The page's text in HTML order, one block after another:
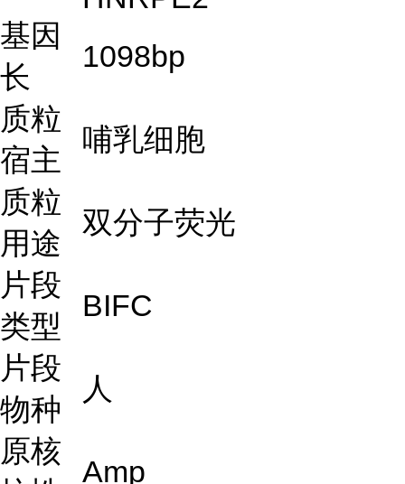
基因
长
1098bp
质粒
宿主
哺乳细胞
质粒
用途
双分子荧光
片段
类型
BIFC
片段
物种
人
原核
Amp